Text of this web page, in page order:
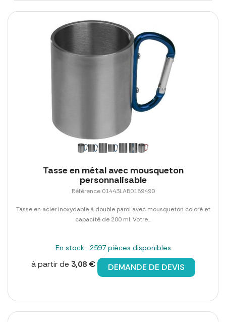
Tasse en métal avec mousqueton
personnalisable
Référence 01443LAB0189490
Tasse en acier inoxydable à double paroi avec mousqueton coloré et
capacité de 200 ml. Votre...
En stock : 2597 pièces disponibles
à partir de 3,08 € DEMANDE DE DEVIS